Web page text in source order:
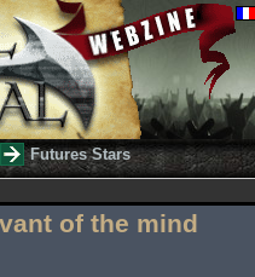
Futures Stars
of the mind